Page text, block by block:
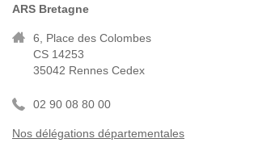
ARS Bretagne
6, Place des Colombes
CS 14253
35042 Rennes Cedex
02 90 08 80 00
Nos délégations départementales